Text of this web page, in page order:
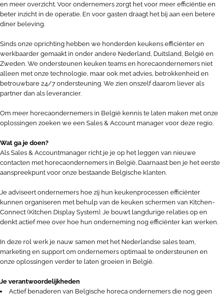
en meer overzicht. Voor ondernemers zorgt het voor meer efficiëntie en
beter inzicht in de operatie. En voor gasten draagt het bij aan een betere
diner beleving.
Sinds onze oprichting hebben we honderden keukens efficiënter en
werkbaarder gemaakt in onder andere Nederland, Duitsland, België en
Zweden. We ondersteunen keuken teams en horecaondernemers niet
alleen met onze technologie, maar ook met advies, betrokkenheid en
betrouwbare 24/7 ondersteuning. We zien onszelf daarom liever als
partner dan als leverancier.
Om meer horecaondernemers in België kennis te laten maken met onze
oplossingen zoeken we een Sales & Account manager voor deze regio.
Wat ga je doen?
Als Sales & Accountmanager richt je je op het leggen van nieuwe
contacten met horecaondernemers in België. Daarnaast ben je het eerste
aanspreekpunt voor onze bestaande Belgische klanten.
Je adviseert ondernemers hoe zij hun keukenprocessen efficiënter
kunnen organiseren met behulp van de keuken schermen van Kitchen-
Connect (Kitchen Display System). Je bouwt langdurige relaties op en
denkt actief mee over hoe hun onderneming nog efficiënter kan werken.
In deze rol werk je nauw samen met het Nederlandse sales team,
marketing en support om ondernemers optimaal te ondersteunen en
onze oplossingen verder te laten groeien in België.
Je verantwoordelijkheden
Actief benaderen van Belgische horeca ondernemers die nog geen